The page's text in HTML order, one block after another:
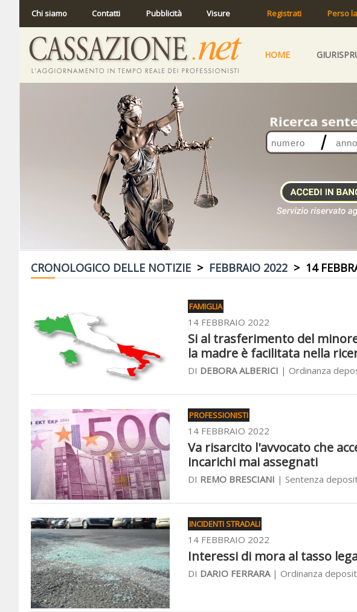
Chi siamo Contatti Pubblicità Visure Registrati Perso
HOME
CRONOLOGICO DELLE NOTIZIE > FEBBRAIO 2022 > 14
FAMIGLIA
14 FEBBRAIO 2022
Si al trasferimento del
la madre è facilitata nella
DI DEBORA ALBERICI | Ordinanza
PROFESSIONISTI
14 FEBBRAIO 2022
Va risarcito l'avvocato che
incarichi mai assegnati
DI REMO BRESCIANI | Sentenza
INCIDENTI STRADALI
14 FEBBRAIO 2022
Interessi di mora al tasso
DI DARIO FERRARA| Ordinanza